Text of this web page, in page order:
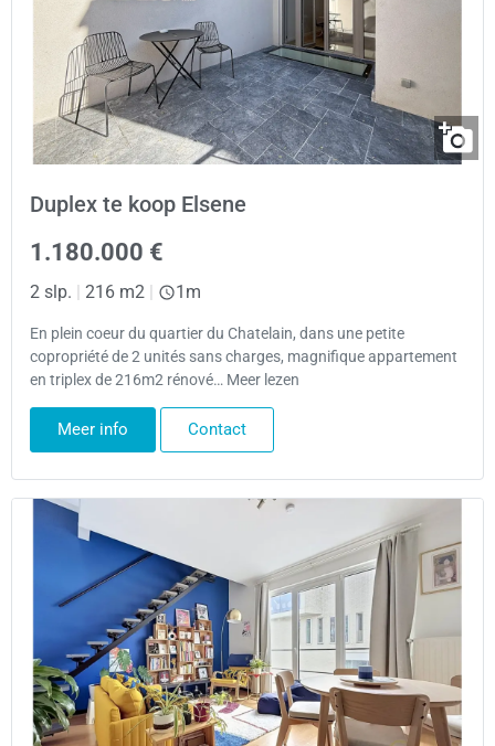
Duplex te koop Elsene
1.180.000 €
2 slp. | 216 m2 | 1m
En plein coeur du quartier du Chatelain, dans une petite
copropriété de 2 unités sans charges, magnifique appartement
en triplex de 216m2 rénové… Meer lezen
Meer info Contact